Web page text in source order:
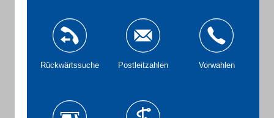
Rückwärtssuche Postleitzahlen Vorwahlen